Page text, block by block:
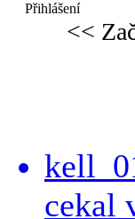
Přihlášení
<<
cekal